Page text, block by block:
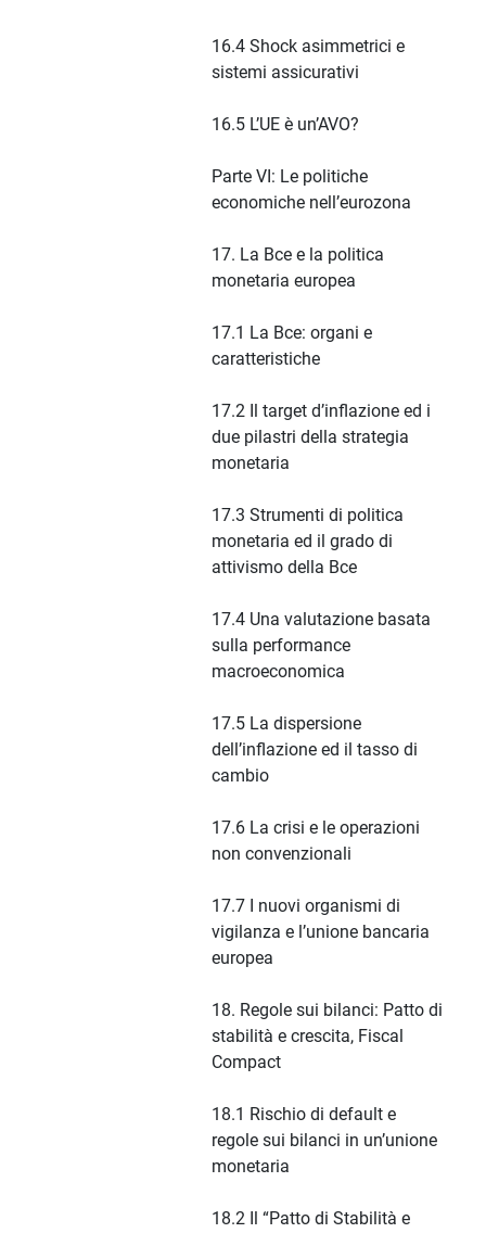
16.4 Shock asimmetrici e
sistemi assicurativi
16.5 L’UE è un’AVO?
Parte VI: Le politiche
economiche nell’eurozona
17. La Bce e la politica
monetaria europea
17.1 La Bce: organi e
caratteristiche
17.2 Il target d’inflazione ed i
due pilastri della strategia
monetaria
17.3 Strumenti di politica
monetaria ed il grado di
attivismo della Bce
17.4 Una valutazione basata
sulla performance
macroeconomica
17.5 La dispersione
dell’inflazione ed il tasso di
cambio
17.6 La crisi e le operazioni
non convenzionali
17.7 I nuovi organismi di
vigilanza e l’unione bancaria
europea
18. Regole sui bilanci: Patto di
stabilità e crescita, Fiscal
Compact
18.1 Rischio di default e
regole sui bilanci in un’unione
monetaria
18.2 Il “Patto di Stabilità e